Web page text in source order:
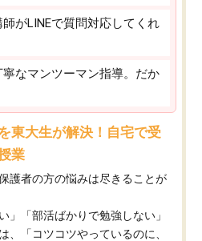
がLINEで質問対応してくれ
なマンツーマン指導。だか
東大生が解決！自宅で受
業
護者の方の悩みは尽きることが
」「部活ばかりで勉強しない」
、「コツコツやっているのに、